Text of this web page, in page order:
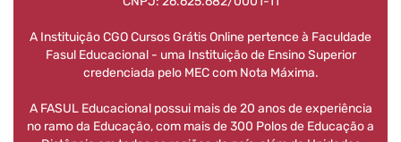
A Instituição CGO Cursos Grátis Online pertence à Faculdade
Fasul Educacional - uma Instituição de Ensino Superior
credenciada pelo MEC com Nota Máxima.
A FASUL Educacional possui mais de 20 anos de experiência
no ramo da Educação, com mais de 300 Polos de Educação a